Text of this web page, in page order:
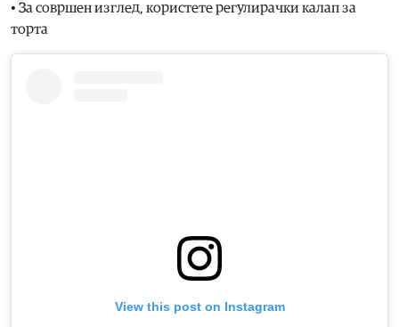
• За совршен изглед, користете регулирачки калап за
торта
View this post on Instagram